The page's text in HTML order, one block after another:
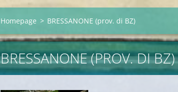
Homepage > BRESSANONE (prov. di BZ)
BRESSANONE (PROV. DI BZ)